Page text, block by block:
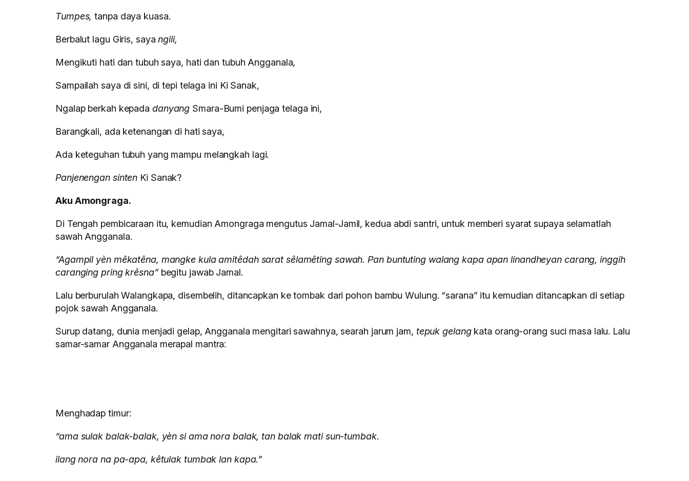
Tumpes,tanpa daya kuasa.
Berbalut lagu Giris, sayangili,
Mengikuti hati dan tubuh saya, hati dan tubuh Angganala,
Sampailah saya di sini, di tepi telaga ini Ki Sanak,
Ngalap berkah kepada danyang Smara-Bumi penjaga telaga ini,
Barangkali, ada ketenangan di hati saya,
Ada keteguhan tubuh yang mampu melangkah lagi.
Panjenengan sinten Ki Sanak?
Aku Amongraga.
Di Tengah pembicaraan itu, kemudian Amongraga mengutus Jamal-Jamil, kedua abdi santri, untuk memberi syarat supaya selamatlah
sawah Angganala.
“Agampil yèn mêkatêna, mangke kula amitêdah sarat sêlamêting sawah. Pan buntuting walang kapa apan linandheyan carang, inggih
caranging pring krêsna” begitu jawab Jamal.
Lalu berburulah Walangkapa, disembelih, ditancapkan ke tombak dari pohon bambu Wulung. “sarana” itu kemudian ditancapkan di setiap
pojok sawah Angganala.
Surup datang, dunia menjadi gelap, Angganala mengitari sawahnya, searah jarum jam, tepuk gelang kata orang-orang suci masa lalu. Lalu
samar-samar Angganala merapal mantra:
Menghadap timur:
“ama sulak balak-balak, yèn si ama nora balak, tan balak mati sun-tumbak.
ilang nora na pa-apa, kêtulak tumbak lan kapa.”